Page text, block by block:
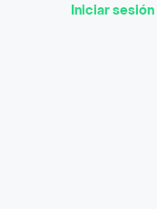
Iniciar sesión